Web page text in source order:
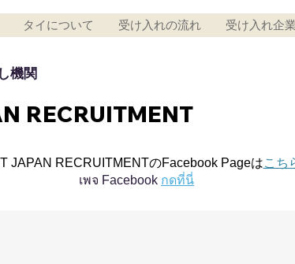
タイについて 受け入れの流れ 受け入れ企
機関
RECRUITMENT
JAPAN RECRUITMENTのFacebook Pageはこち
เพจ Facebook กดที่นี่